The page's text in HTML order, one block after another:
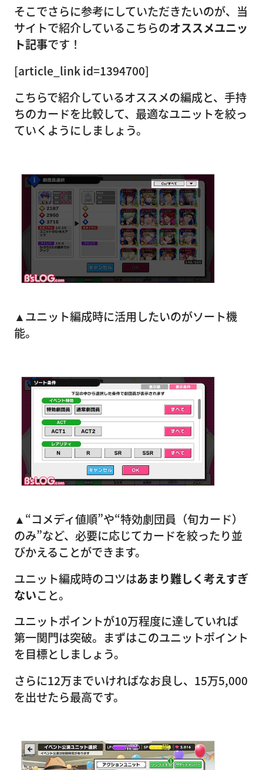
そこでさらに参考にしていただきたいのが、当
サイトで紹介しているこちらのオススメユニッ
ト記事です！
[article_link id=1394700]
こちらで紹介しているオススメの編成と、手持
ちのカードを比較して、最適なユニットを絞っ
ていくようにしましょう。
▲ユニット編成時に活用したいのがソート機
能。
▲“コメディ値順”や“特効劇団員（旬カード）
のみ”など、必要に応じてカードを絞ったり並
びかえることができます。
ユニット編成時のコツはあまり難しく考えすぎ
ないこと。
ユニットポイントが10万程度に達していれば
第一関門は突破。まずはこのユニットポイント
を目標としましょう。
さらに12万までいければなお良し、15万5,000
を出せたら最高です。